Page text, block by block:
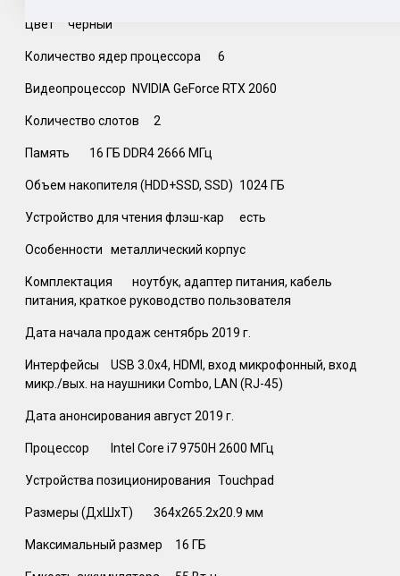
Цвет черный
Количество ядер процессора 6
Видеопроцессор NVIDIA GeForce RTX 2060
Количество слотов 2
Память 16 ГБ DDR4 2666 МГц
Объем накопителя (HDD+SSD, SSD) 1024 ГБ
Устройство для чтения флэш-кар есть
Особенности металлический корпус
Комплектация
ноутбук, адаптер питания, кабель
питания, краткое руководство пользователя
Дата начала продаж сентябрь 2019 г.
Интерфейсы
USB 3.0x4, HDMI, вход микрофонный, вход
микр./вых. на наушники Combo, LAN (RJ-45)
Дата анонсирования август 2019 г.
Процессор Intel Core i7 9750H 2600 МГц
Устройства позиционирования Touchpad
Размеры (ДхШхТ) 364x265.2x20.9 мм
Максимальный размер 16 ГБ